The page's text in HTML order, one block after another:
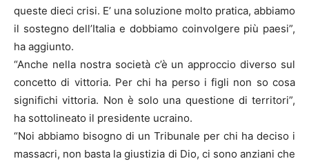
queste dieci crisi. E’ una soluzione molto pratica, abbiamo
il sostegno dell’Italia e dobbiamo coinvolgere più paesi”,
ha aggiunto.
“Anche nella nostra società c’è un approccio diverso sul
concetto di vittoria. Per chi ha perso i figli non so cosa
significhi vittoria. Non è solo una questione di territori”,
ha sottolineato il presidente ucraino.
“Noi abbiamo bisogno di un Tribunale per chi ha deciso i
massacri, non basta la giustizia di Dio, ci sono anziani che